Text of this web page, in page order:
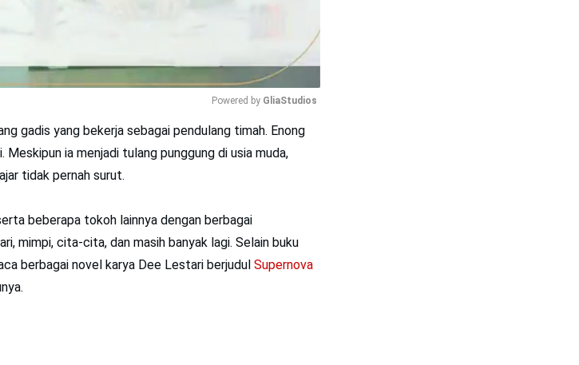
Mute
Powered by GliaStudios
gadis yang bekerja sebagai pendulang timah. Enong
ia menjadi tulang punggung di usia muda,
tidak pernah surut.
beberapa tokoh lainnya dengan berbagai
mimpi, cita-cita, dan masih banyak lagi. Selain buku
berbagai novel karya Dee Lestari berjudul Supernova